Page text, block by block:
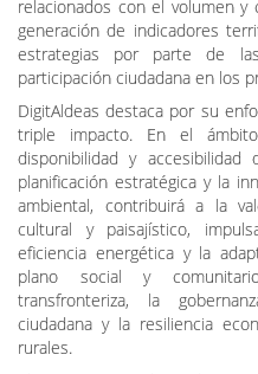
La metodología combinará
artificial y técnicas de análisis
el uso de sensores,
dirigidos a administraciones,
Este enfoque permitirá
tejido productivo local y
El impacto del proyecto se
relacionados con el volumen
generación de indicadores
estrategias por parte de
participación ciudadana en los
DigitAldeas destaca por su
triple impacto. En el
disponibilidad y accesibilidad